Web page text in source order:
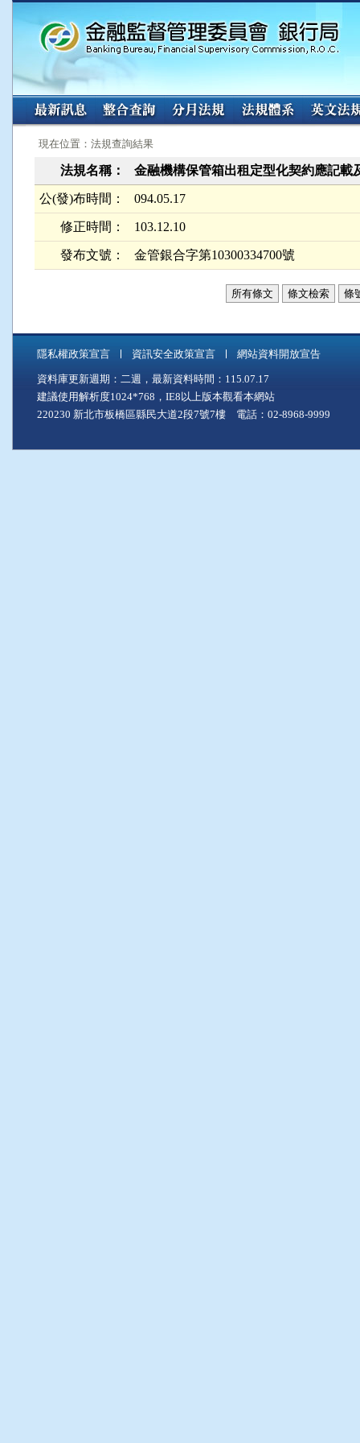
:::
現在位置：法規查詢結果
法規名稱： 金融機構保管箱出租定型化契約應記載
公(發)布時間： 094.05.17
修正時間： 103.12.10
發布文號： 金管銀合字第10300334700號
所有條文 條文檢索 條
隱私權政策宣言 資訊安全政策宣言 網站資料開放宣告
資料庫更新週期：二週，最新資料時間：115.07.17
建議使用解析度1024*768，IE8以上版本觀看本網站
220230 新北市板橋區縣民大道2段7號7樓 電話：02-8968-9999